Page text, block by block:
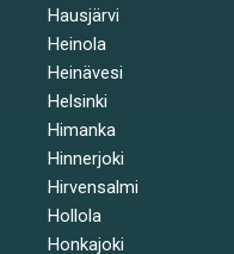
Hausjärvi
Heinola
Heinävesi
Helsinki
Himanka
Hinnerjoki
Hirvensalmi
Hollola
Honkajoki